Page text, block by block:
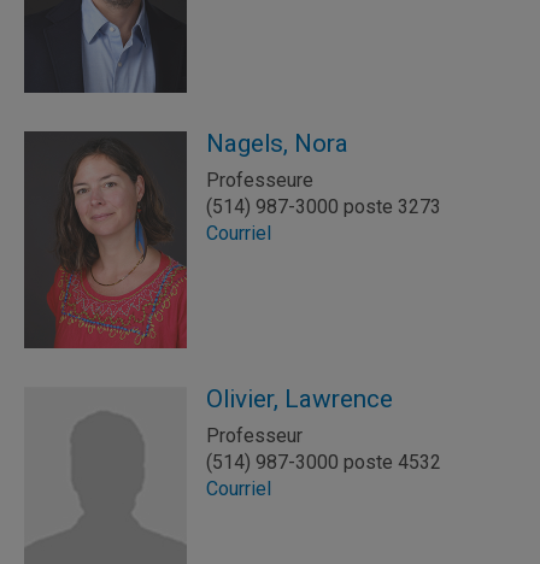
Nagels, Nora
Professeure
(514) 987-3000 poste 3273
Courriel
Olivier, Lawrence
Professeur
(514) 987-3000 poste 4532
Courriel